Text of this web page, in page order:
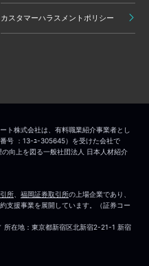
カスタマーハラスメントポリシー